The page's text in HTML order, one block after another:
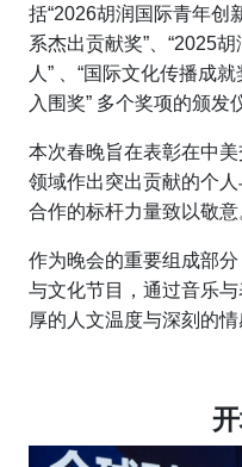
括“2026胡润国际青年创
系杰出贡献奖”、“2025
人” 、“国际文化传播成
入围奖” 多个奖项的颁发
本次春晚旨在表彰在中
领域作出突出贡献的个
合作的标杆力量致以敬意
作为晚会的重要组成部
与文化节目，通过音乐
厚的人文温度与深刻的情